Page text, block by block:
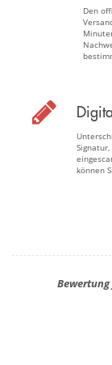
Den
können